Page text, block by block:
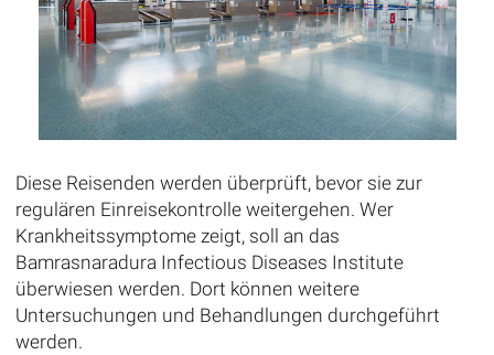
Diese Reisenden werden überprüft, bevor sie zur
regulären Einreisekontrolle weitergehen. Wer
Krankheitssymptome zeigt, soll an das
Bamrasnaradura Infectious Diseases Institute
überwiesen werden. Dort können weitere
Untersuchungen und Behandlungen durchgeführt
werden.